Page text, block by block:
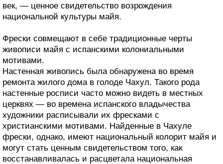
век, — ценное свидетельство возрождения
национальной культуры майя.
Фрески совмещают в себе традиционные черты
живописи майя с испанскими колониальными
мотивами.
Настенная живопись была обнаружена во время
ремонта жилого дома в голоде Чахул. Такого рода
настенные росписи часто можно видеть в местных
церквях — во времена испанского владычества
художники расписывали их фресками с
христианскими мотивами. Найденные в Чахуле
фрески, однако, имеют национальный колорит майя и
могут стать ценным свидетельством того, как
восстанавливалась и расцветала национальная